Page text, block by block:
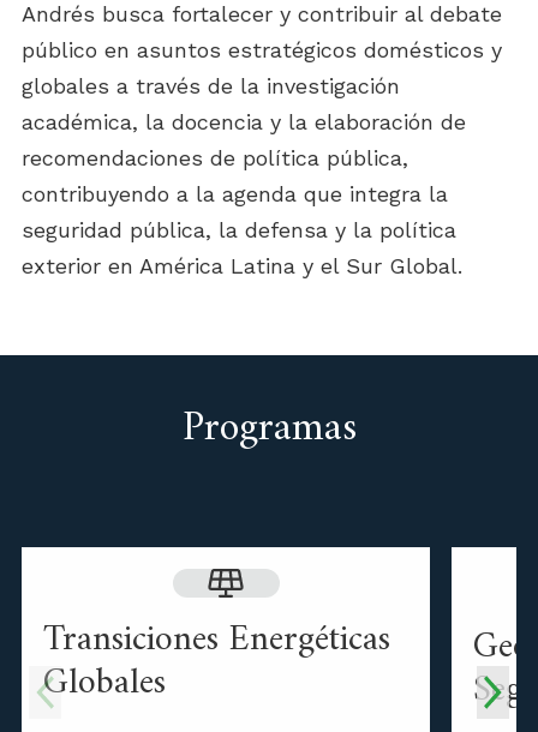
Andrés busca fortalecer y contribuir al debate
público en asuntos estratégicos domésticos y
globales a través de la investigación
académica, la docencia y la elaboración de
recomendaciones de política pública,
contribuyendo a la agenda que integra la
seguridad pública, la defensa y la política
exterior en América Latina y el Sur Global.
Programas
Transiciones Energéticas
Globales